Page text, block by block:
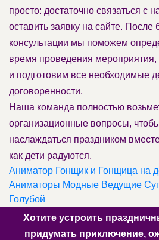
просто: достаточно связаться с
оставить заявку на сайте. После
консультации мы поможем
время проведения мероприятия,
и подготовим все необходимые
договоренности.
Наша команда полностью
организационные вопросы,
наслаждаться праздником
как дети радуются.
Аниматор Гонщик и Гонщица на
Аниматоры Модные Ведущие
Голубой
Хотите устроить
придумать приключение,